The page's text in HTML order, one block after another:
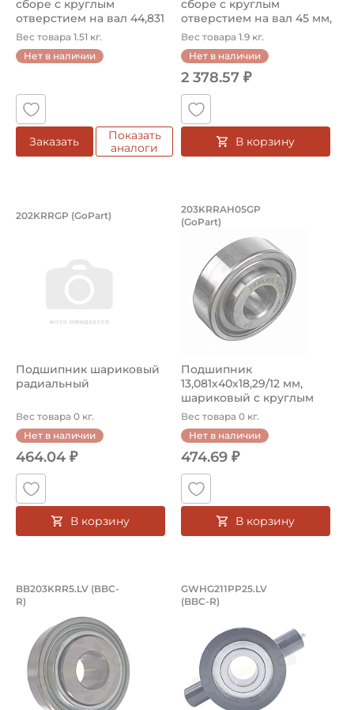
сборе с круглым
отверстием на вал 44,831
мм, ком...
Вес товара 1.51 кг.
Нет в наличии
Заказать
Показать
аналоги
сборе с круглым
отверстием на вал 45 мм,
ширина ...
Вес товара 1.9 кг.
Нет в наличии
2 378.57 ₽
В корзину
Подшипник шариковый радиальный
Подшипник 202KRRGP (GoPart) шариковый радиальный
202KRRGP (GoPart)
Подшипник шариковый
радиальный
Вес товара 0 кг.
Нет в наличии
464.04 ₽
В корзину
Подшипник
Подшипник 203KRRAH05GP
203KRRAH05GP
(GoPart)
Подшипник
13,081х40х18,29/12 мм,
шариковый c круглым
отверстием на вал ...
Вес товара 0 кг.
Нет в наличии
474.69 ₽
В корзину
Подшипник 13,081х40х18,29/12 мм,
Подшипник BB203KRR5.LV (BBC-R), шариковый c
BB203KRR5.LV (BBC-
R)
Подшипниковый
Подшипниковый узел в
GWHG211PP25.LV
(BBC-R)